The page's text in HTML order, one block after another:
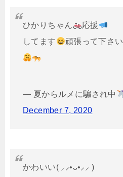
ひかりちゃん
応援
してます
頑張って下さい
— 夏からルメに騙され中
December 7, 2020
かわいい( ⸝⸝•ᴗ•⸝⸝ )